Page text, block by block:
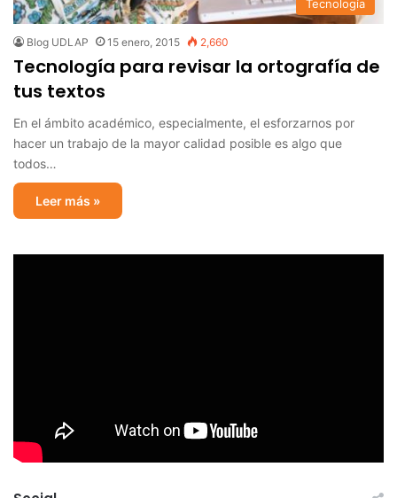
Tecnología
Blog UDLAP 15 enero, 2015 2,660
Tecnología para revisar la ortografía de
tus textos
En el ámbito académico, especialmente, el esforzarnos por
hacer un trabajo de la mayor calidad posible es algo que
todos…
Leer más »